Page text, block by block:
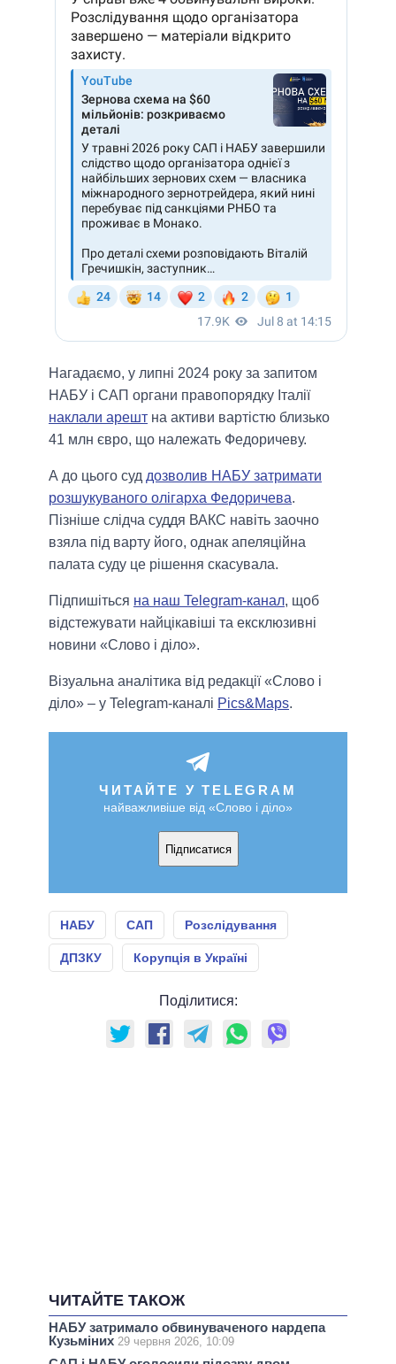
Нагадаємо, у липні 2024 року за запитом
НАБУ і САП органи правопорядку Італії
наклали арешт на активи вартістю близько
41 млн євро, що належать Федоричеву.
А до цього суд дозволив НАБУ затримати
розшукуваного олігарха Федоричева.
Пізніше слідча суддя ВАКС навіть заочно
взяла під варту його, однак апеляційна
палата суду це рішення скасувала.
Підпишіться на наш Telegram-канал, щоб
відстежувати найцікавіші та ексклюзивні
новини «Слово і діло».
Візуальна аналітика від редакції «Слово і
діло» – у Telegram-каналі Pics&Maps.
ЧИТАЙТЕ У TELEGRAM
найважливіше від «Слово і діло»
Підписатися
НАБУ САП Розслідування
ДПЗКУ Корупція в Україні
Поділитися:
ЧИТАЙТЕ ТАКОЖ
НАБУ затримало обвинуваченого нардепа
Кузьміних 29 червня 2026, 10:09